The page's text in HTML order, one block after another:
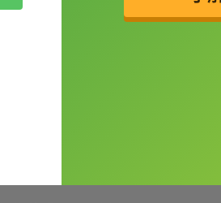
about 500
吃掉約 5 億隻蝸
（在法